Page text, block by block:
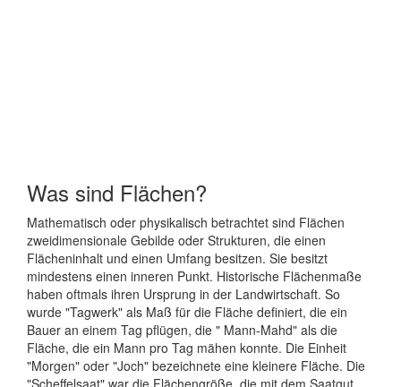
Was sind Flächen?
Mathematisch oder physikalisch betrachtet sind Flächen
zweidimensionale Gebilde oder Strukturen, die einen
Flächeninhalt und einen Umfang besitzen. Sie besitzt
mindestens einen inneren Punkt. Historische Flächenmaße
haben oftmals ihren Ursprung in der Landwirtschaft. So
wurde "Tagwerk" als Maß für die Fläche definiert, die ein
Bauer an einem Tag pflügen, die " Mann-Mahd" als die
Fläche, die ein Mann pro Tag mähen konnte. Die Einheit
"Morgen" oder "Joch" bezeichnete eine kleinere Fläche. Die
"Scheffelsaat" war die Flächengröße, die mit dem Saatgut,